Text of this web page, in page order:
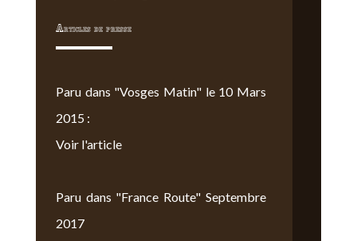
Articles de presse
Paru dans "Vosges Matin" le 10 Mars
2015 :
Voir l'article
Paru dans "France Route" Septembre
2017